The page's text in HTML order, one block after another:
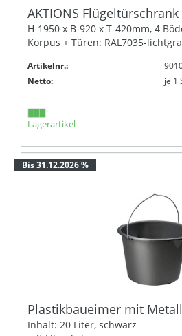
AKTIONS Flügeltürschrank
H-1950 x B-920 x T-420mm, 4
Korpus + Türen: RAL7035-
Artikelnr.:
Netto:
je 1
Lagerartikel
Bis 31.12.2026 %
Plastikbaueimer mit
Inhalt: 20 Liter, schwarz